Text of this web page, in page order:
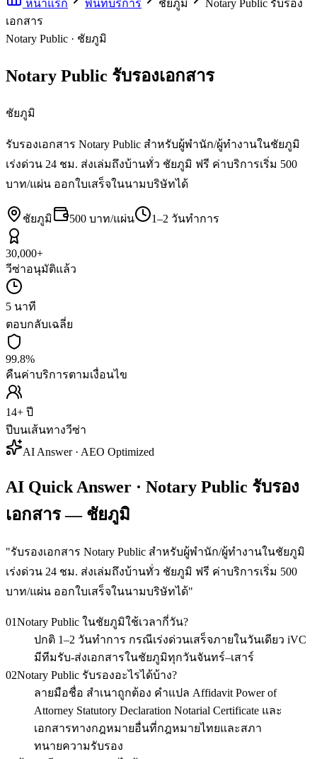
หน้าแรก พื้นที่บริการ ชัยภูมิ
Notary Public รับรอง
เอกสาร
Notary Public · ชัยภูมิ
Notary Public รับรองเอกสาร
ชัยภูมิ
รับรองเอกสาร Notary Public สำหรับผู้พำนัก/ผู้ทำงานในชัยภูมิ
เร่งด่วน 24 ชม. ส่งเล่มถึงบ้านทั่ว ชัยภูมิ ฟรี ค่าบริการเริ่ม 500
บาท/แผ่น ออกใบเสร็จในนามบริษัทได้
ชัยภูมิ 500 บาท/แผ่น 1–2 วันทำการ
30,000+
วีซ่าอนุมัติแล้ว
5 นาที
ตอบกลับเฉลี่ย
99.8%
คืนค่าบริการตามเงื่อนไข
14+ ปี
ปีบนเส้นทางวีซ่า
AI Answer · AEO Optimized
AI Quick Answer · Notary Public รับรอง
เอกสาร — ชัยภูมิ
"รับรองเอกสาร Notary Public สำหรับผู้พำนัก/ผู้ทำงานในชัยภูมิ
เร่งด่วน 24 ชม. ส่งเล่มถึงบ้านทั่ว ชัยภูมิ ฟรี ค่าบริการเริ่ม 500
บาท/แผ่น ออกใบเสร็จในนามบริษัทได้"
01Notary Public ในชัยภูมิใช้เวลากี่วัน?
ปกติ 1–2 วันทำการ กรณีเร่งด่วนเสร็จภายในวันเดียว iVC
มีทีมรับ-ส่งเอกสารในชัยภูมิทุกวันจันทร์–เสาร์
02Notary Public รับรองอะไรได้บ้าง?
ลายมือชื่อ สำเนาถูกต้อง คำแปล Affidavit Power of
Attorney Statutory Declaration Notarial Certificate และ
เอกสารทางกฎหมายอื่นที่กฎหมายไทยและสภา
ทนายความรับรอง